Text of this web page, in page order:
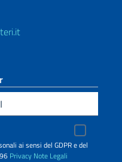
ai sensi del GDPR e del
Privacy Note Legali